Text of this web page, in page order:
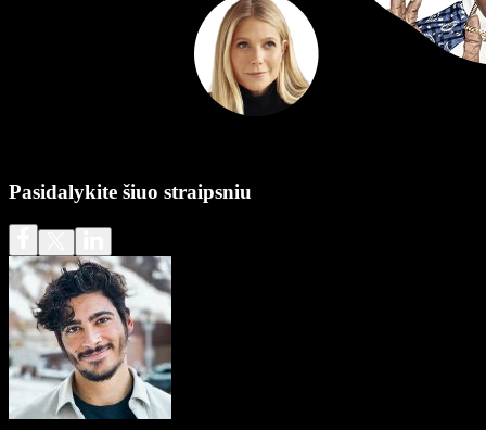
Pasidalykite šiuo straipsniu